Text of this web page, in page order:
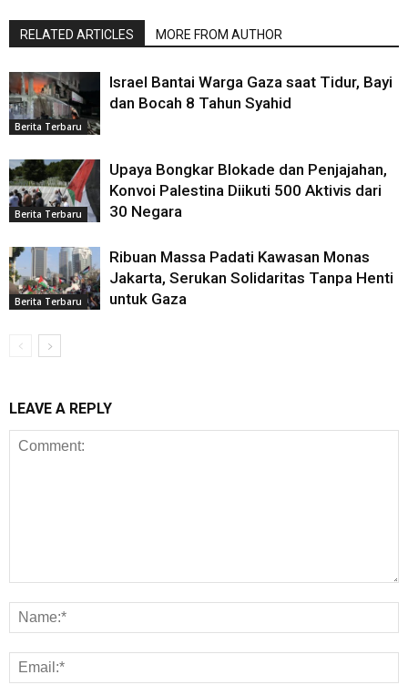
RELATED ARTICLES MORE FROM AUTHOR
Berita Terbaru
Israel Bantai Warga Gaza saat Tidur, Bayi
dan Bocah 8 Tahun Syahid
Berita Terbaru
Upaya Bongkar Blokade dan Penjajahan,
Konvoi Palestina Diikuti 500 Aktivis dari
30 Negara
Berita Terbaru
Ribuan Massa Padati Kawasan Monas
Jakarta, Serukan Solidaritas Tanpa Henti
untuk Gaza
LEAVE A REPLY